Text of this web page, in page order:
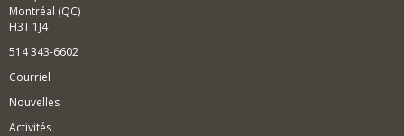
Montréal (QC)
H3T 1J4
514 343-6602
Courriel
Nouvelles
Activités